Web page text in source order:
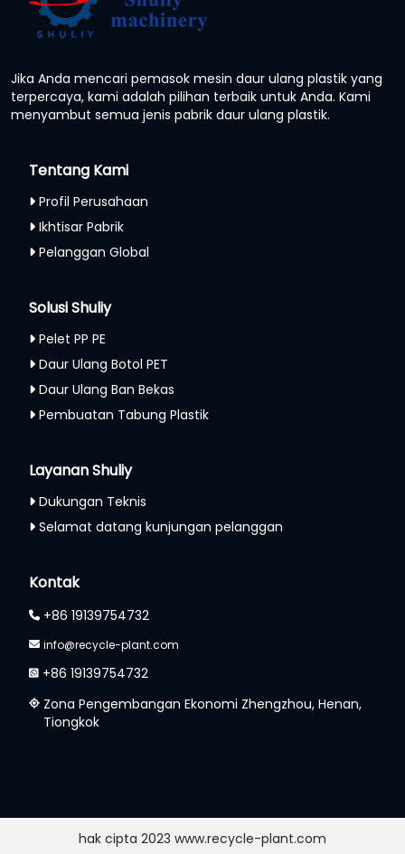
Jika Anda mencari pemasok mesin daur ulang plastik yang
terpercaya, kami adalah pilihan terbaik untuk Anda. Kami
menyambut semua jenis pabrik daur ulang plastik.
Tentang Kami
Profil Perusahaan
Ikhtisar Pabrik
Pelanggan Global
Solusi Shuliy
Pelet PP PE
Daur Ulang Botol PET
Daur Ulang Ban Bekas
Pembuatan Tabung Plastik
Layanan Shuliy
Dukungan Teknis
Selamat datang kunjungan pelanggan
Kontak
+86 19139754732
info@recycle-plant.com
+86 19139754732
Zona Pengembangan Ekonomi Zhengzhou, Henan,
Tiongkok
hak cipta 2023 www.recycle-plant.com